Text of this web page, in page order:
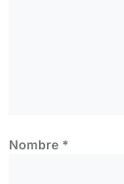
Nombre *